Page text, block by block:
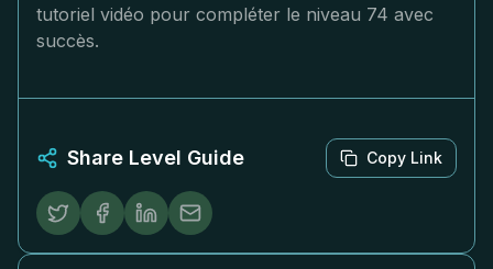
tutoriel vidéo pour compléter le niveau 74 avec
succès.
Share Level Guide Copy Link